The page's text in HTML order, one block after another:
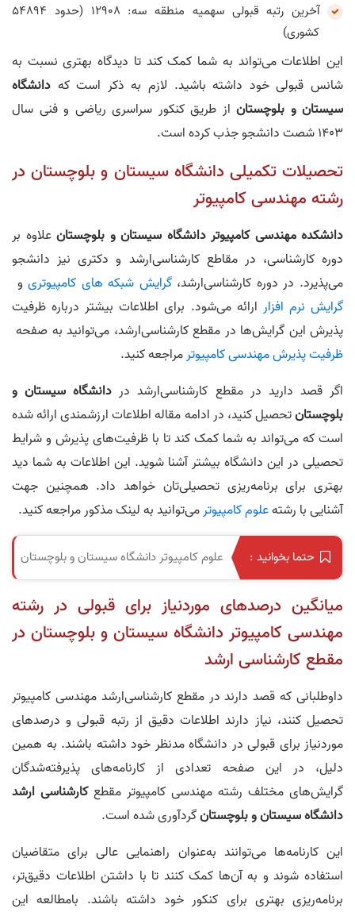
آخرین رتبه قبولی سهمیه منطقه سه: 12908 (حدود 54894
کشوری)
این اطلاعات می‌تواند به شما کمک کند تا دیدگاه بهتری نسبت به
شانس قبولی خود داشته باشید. لازم به ذکر است که دانشگاه
سیستان و بلوچستان از طریق کنکور سراسری ریاضی و فنی سال
1403 شصت دانشجو جذب کرده است.
تحصیلات تکمیلی دانشگاه سیستان و بلوچستان در
رشته مهندسی کامپیوتر
دانشکده مهندسی کامپیوتر دانشگاه سیستان و بلوچستان علاوه بر
دوره کارشناسی، در مقاطع کارشناسی‌ارشد و دکتری نیز دانشجو
می‌پذیرد. در دوره کارشناسی‌ارشد،گرایش شبکه های کامپیوتریو
گرایش نرم افزار ارائه می‌شود. برای اطلاعات بیشتر درباره ظرفیت
پذیرش این گرایش‌ها در مقطع کارشناسی‌ارشد، می‌توانید به صفحه
ظرفیت پذیرش مهندسی کامپیوترمراجعه کنید.
اگر قصد دارید در مقطع کارشناسی‌ارشد در دانشگاه سیستان و
بلوچستانتحصیل کنید، در ادامه مقاله اطلاعات ارزشمندی ارائه شده
است که می‌تواند به شما کمک کند تا با ظرفیت‌های پذیرش و شرایط
تحصیلی در این دانشگاه بیشتر آشنا شوید. این اطلاعات به شما دید
بهتری برای برنامه‌ریزی تحصیلی‌تان خواهد داد. همچنین جهت
آشنایی با رشتهعلوم کامپیوترمی‌توانید به لینک مذکور مراجعه کنید.
حتما بخوانید : علوم کامپیوتر دانشگاه سیستان و بلوچستان
میانگین درصدهای موردنیاز برای قبولی در رشته
مهندسی کامپیوتر دانشگاه سیستان و بلوچستان در
مقطع کارشناسی‌ ارشد
داوطلبانی که قصد دارند در مقطع کارشناسی‌ارشد مهندسی کامپیوتر
تحصیل کنند، نیاز دارند اطلاعات دقیق از رتبه قبولی و درصدهای
موردنیاز برای قبولی در دانشگاه مدنظر خود داشته باشند. به همین
دلیل، در این صفحه تعدادی از کارنامه‌های پذیرفته‌شدگان
گرایش‌های مختلف رشته مهندسی کامپیوتر مقطعکارشناسی‌ ارشد
دانشگاه سیستان و بلوچستانگردآوری شده است.
این کارنامه‌ها می‌توانند به‌عنوان راهنمایی عالی برای متقاضیان
استفاده شوند و به آن‌ها کمک کنند تا با داشتن اطلاعات دقیق‌تر،
برنامه‌ریزی بهتری برای کنکور خود داشته باشند. بامطالعه این